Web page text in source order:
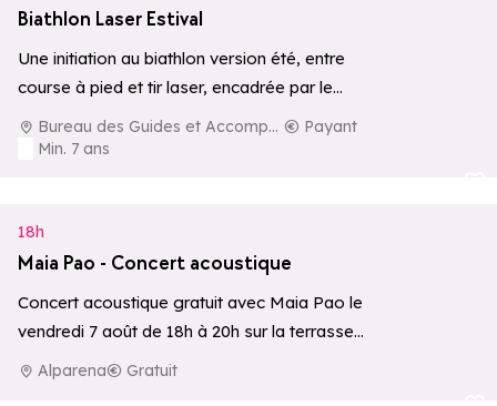
Biathlon Laser Estival
Une initiation au biathlon version été, entre
course à pied et tir laser, encadrée par le
Bureau des Guides et…
Bureau des Guides et Accompagnateurs de La Rosière
Payant
Min. 7 ans
18h
Maia Pao - Concert acoustique
Concert acoustique gratuit avec Maia Pao le
vendredi 7 août de 18h à 20h sur la terrasse
de l’Hôtel Alparena**…
Alparena
Gratuit